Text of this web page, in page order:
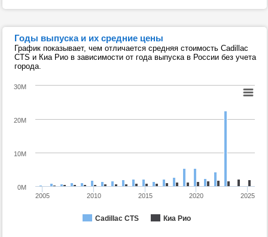
Годы выпуска и их средние цены
График показывает, чем отличается средняя стоимость Cadillac
CTS и Киа Рио в зависимости от года выпуска в России без учета
города.
Cadillac CTS Киа Рио
2005 2010 2015 2020 2025
0M
10M
20M
30M